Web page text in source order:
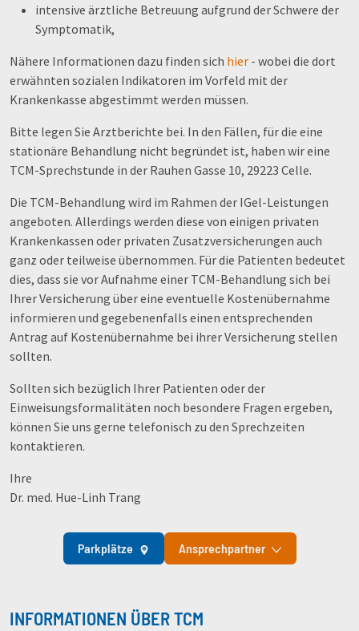
intensive ärztliche Betreuung aufgrund der Schwere der
Symptomatik,
Nähere Informationen dazu finden sich hier - wobei die dort
erwähnten sozialen Indikatoren im Vorfeld mit der
Krankenkasse abgestimmt werden müssen.
Bitte legen Sie Arztberichte bei. In den Fällen, für die eine
stationäre Behandlung nicht begründet ist, haben wir eine
TCM-Sprechstunde in der Rauhen Gasse 10, 29223 Celle.
Die TCM-Behandlung wird im Rahmen der IGel-Leistungen
angeboten. Allerdings werden diese von einigen privaten
Krankenkassen oder privaten Zusatzversicherungen auch
ganz oder teilweise übernommen. Für die Patienten bedeutet
dies, dass sie vor Aufnahme einer TCM-Behandlung sich bei
Ihrer Versicherung über eine eventuelle Kostenübernahme
informieren und gegebenenfalls einen entsprechenden
Antrag auf Kostenübernahme bei ihrer Versicherung stellen
sollten.
Sollten sich bezüglich Ihrer Patienten oder der
Einweisungsformalitäten noch besondere Fragen ergeben,
können Sie uns gerne telefonisch zu den Sprechzeiten
kontaktieren.
Ihre
Dr. med. Hue-Linh Trang
Parkplätze Ansprechpartner
INFORMATIONEN ÜBER TCM